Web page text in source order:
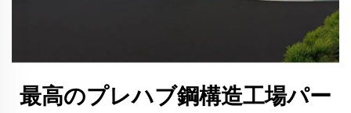
最高のプレハブ鋼構造工場パー